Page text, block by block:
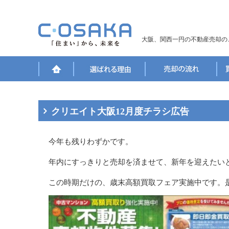
大阪、関西一円の不動産売却
クリエイト大阪12月度チラシ広告
今年も残りわずかです。
年内にすっきりと売却を済ませて、新年を迎えたい
この時期だけの、歳末高額買取フェア実施中です